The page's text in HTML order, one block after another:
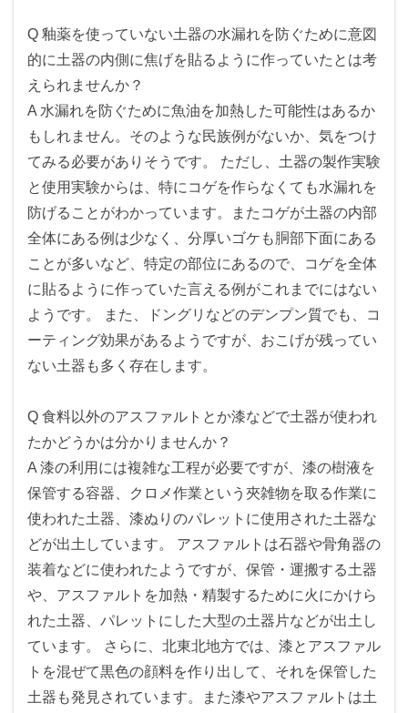
Q 釉薬を使っていない土器の水漏れを防ぐために意図
的に土器の内側に焦げを貼るように作っていたとは考
えられませんか？
A 水漏れを防ぐために魚油を加熱した可能性はあるか
もしれません。そのような民族例がないか、気をつけ
てみる必要がありそうです。 ただし、土器の製作実験
と使用実験からは、特にコゲを作らなくても水漏れを
防げることがわかっています。またコゲが土器の内部
全体にある例は少なく、分厚いゴケも胴部下面にある
ことが多いなど、特定の部位にあるので、コゲを全体
に貼るように作っていた言える例がこれまでにはない
ようです。 また、ドングリなどのデンプン質でも、コ
ーティング効果があるようですが、おこげが残ってい
ない土器も多く存在します。
Q 食料以外のアスファルトとか漆などで土器が使われ
たかどうかは分かりませんか？
A 漆の利用には複雑な工程が必要ですが、漆の樹液を
保管する容器、クロメ作業という夾雑物を取る作業に
使われた土器、漆ぬりのパレットに使用された土器な
どが出土しています。 アスファルトは石器や骨角器の
装着などに使われたようですが、保管・運搬する土器
や、アスファルトを加熱・精製するために火にかけら
れた土器、パレットにした大型の土器片などが出土し
ています。 さらに、北東北地方では、漆とアスファル
トを混ぜて黒色の顔料を作り出して、それを保管した
土器も発見されています。また漆やアスファルトは土